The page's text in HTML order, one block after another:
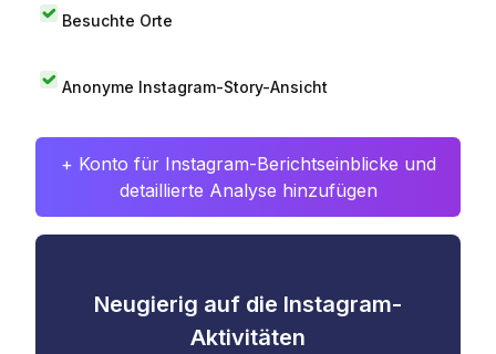
Besuchte Orte
Anonyme Instagram-Story-Ansicht
+ Konto für Instagram-Berichtseinblicke und
detaillierte Analyse hinzufügen
Neugierig auf die Instagram-
Aktivitäten